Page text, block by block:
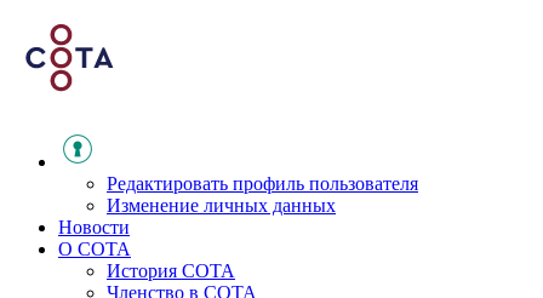
Редактировать профиль пользователя
Изменение личных данных
Новости
О СОТА
История СОТА
Членство в СОТА